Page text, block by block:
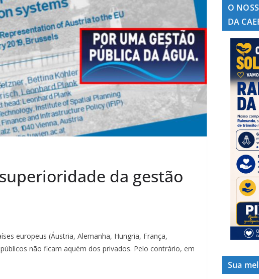
da gestão
europeus (Áustria, Alemanha, Hungria, França,
não ficam aquém dos privados. Pelo contrário, em
O
DA
Sua